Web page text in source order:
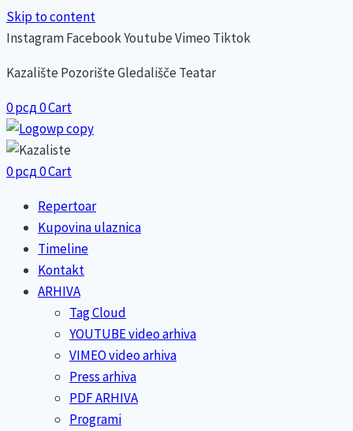
Skip to content
InstagramFacebookYoutubeVimeo Tiktok
Kazalište Pozorište Gledališče Teatar
0рсд0Cart
0рсд0Cart
Repertoar
Kupovina ulaznica
Timeline
Kontakt
ARHIVA
Tag Cloud
YOUTUBE video arhiva
VIMEO video arhiva
Press arhiva
PDF ARHIVA
Programi